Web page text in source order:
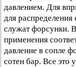
давлением. Для
для
служат форсунки.
применения
давление в сопле
сотен бар. Все это